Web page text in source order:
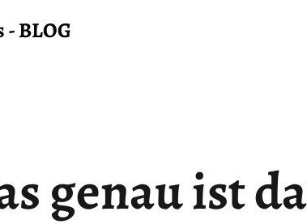
BLOG
genau ist